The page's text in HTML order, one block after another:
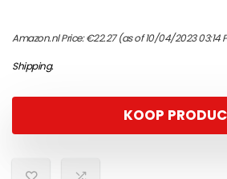
Amazon.nl Price:€22.27(as of 10/04/2023 03:14
Shipping.
KOOP